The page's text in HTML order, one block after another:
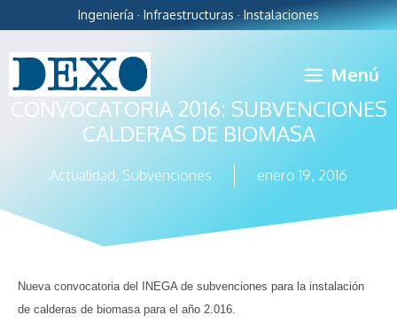
Ingeniería · Infraestructuras · Instalaciones
Menú
CONVOCATORIA 2016: SUBVENCIONES
CALDERAS DE BIOMASA
Actualidad, Subvenciones enero 19, 2016
Nueva convocatoria del INEGA de subvenciones para la instalación
de calderas de biomasa para el año 2.016.